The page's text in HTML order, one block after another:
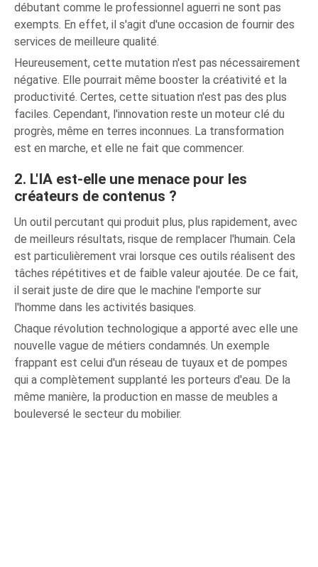
débutant comme le professionnel aguerri ne sont pas
exempts. En effet, il s'agit d'une occasion de fournir des
services de meilleure qualité.
Heureusement, cette mutation n'est pas nécessairement
négative. Elle pourrait même booster la créativité et la
productivité. Certes, cette situation n'est pas des plus
faciles. Cependant, l'innovation reste un moteur clé du
progrès, même en terres inconnues. La transformation
est en marche, et elle ne fait que commencer.
2. L'IA est-elle une menace pour les
créateurs de contenus ?
Un outil percutant qui produit plus, plus rapidement, avec
de meilleurs résultats, risque de remplacer l'humain. Cela
est particulièrement vrai lorsque ces outils réalisent des
tâches répétitives et de faible valeur ajoutée. De ce fait,
il serait juste de dire que le machine l'emporte sur
l'homme dans les activités basiques.
Chaque révolution technologique a apporté avec elle une
nouvelle vague de métiers condamnés. Un exemple
frappant est celui d'un réseau de tuyaux et de pompes
qui a complètement supplanté les porteurs d'eau. De la
même manière, la production en masse de meubles a
bouleversé le secteur du mobilier.